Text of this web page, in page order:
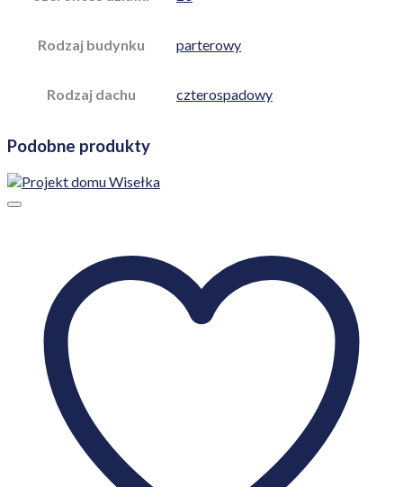
Rodzaj budynku parterowy
Rodzaj dachu czterospadowy
Podobne produkty